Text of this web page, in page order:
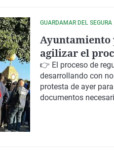
GUARDAMAR DEL SEGURA
Ayuntamiento
agilizar el
inmigrantes y
👉 El proceso de
desarrollando con
protesta de ayer
documentos